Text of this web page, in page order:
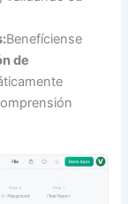
Benefíciense
de